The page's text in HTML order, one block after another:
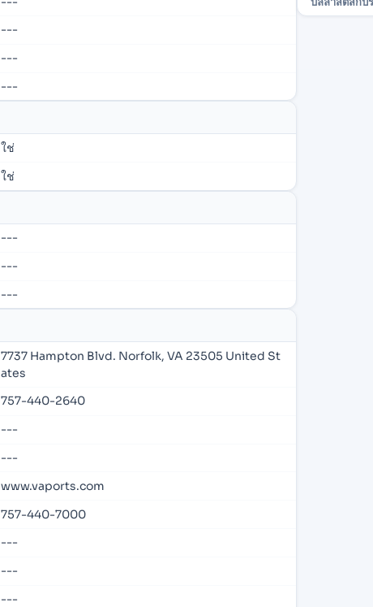
---
---
---
ใช่
ใช่
---
---
---
7737 Hampton Blvd. Norfolk, VA 23505 United St
ates
757-440-2640
---
---
www.vaports.com
757-440-7000
---
---
---